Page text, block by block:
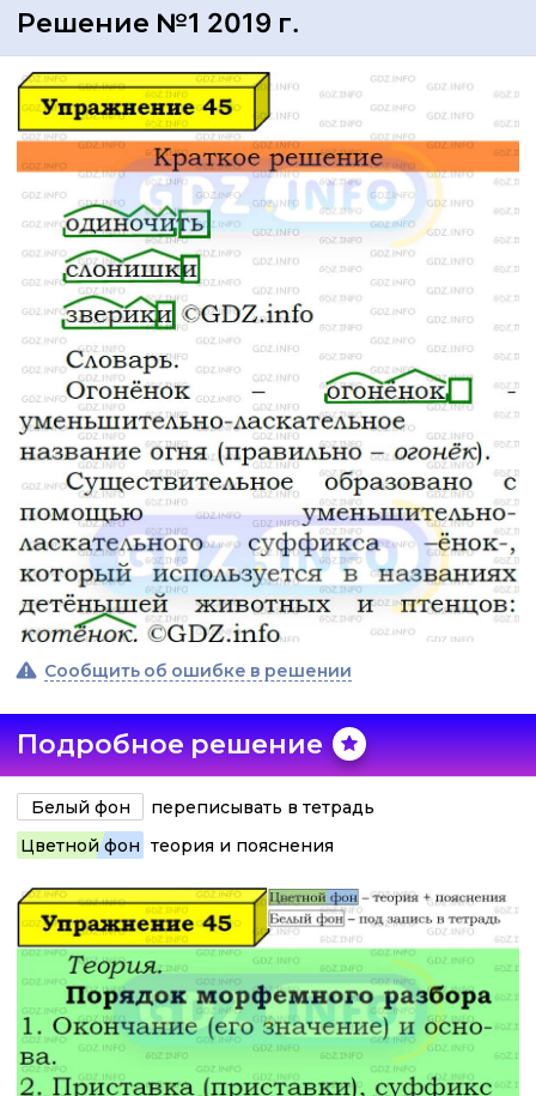
Решение №1 2019 г.
Сообщить об ошибке в решении
Подробное решение
Белый фон
переписывать в тетрадь
Цветной фон теория и пояснения